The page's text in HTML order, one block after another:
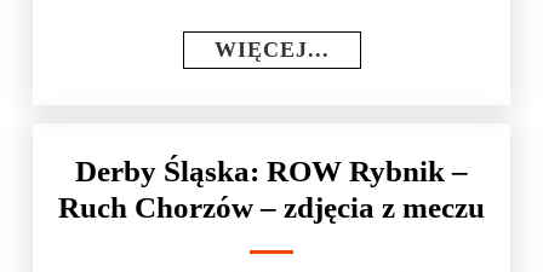
WIĘCEJ...
Derby Śląska: ROW Rybnik –
Ruch Chorzów – zdjęcia z meczu